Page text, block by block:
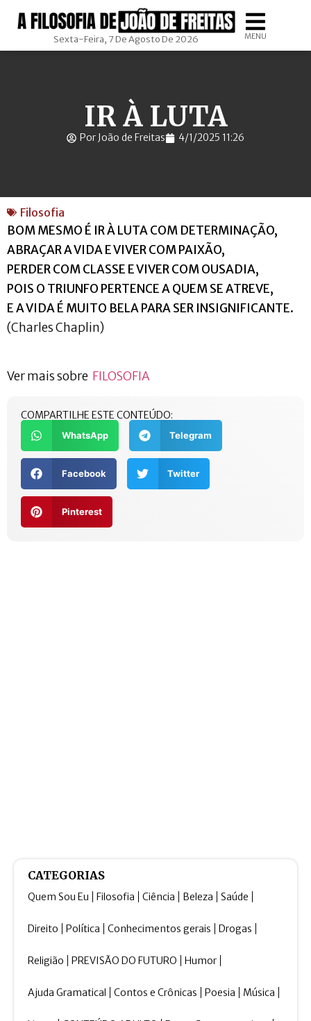
Sexta-Feira, 7 De Agosto De 2026 MENU
IR À LUTA
Por João de Freitas 4/1/2025 11:26
Filosofia
BOM MESMO É IR À LUTA COM DETERMINAÇÃO,
ABRAÇAR A VIDA E VIVER COM PAIXÃO,
PERDER COM CLASSE E VIVER COM OUSADIA,
POIS O TRIUNFO PERTENCE A QUEM SE ATREVE,
E A VIDA É MUITO BELA PARA SER INSIGNIFICANTE.
(Charles Chaplin)
Ver mais sobre FILOSOFIA
COMPARTILHE ESTE CONTEÚDO:
WhatsApp Telegram
Facebook Twitter
Pinterest
CATEGORIAS
Quem Sou Eu Filosofia Ciência Beleza Saúde
Direito Política Conhecimentos gerais Drogas
Religião PREVISÃO DO FUTURO Humor
Ajuda Gramatical Contos e Crônicas Poesia Música